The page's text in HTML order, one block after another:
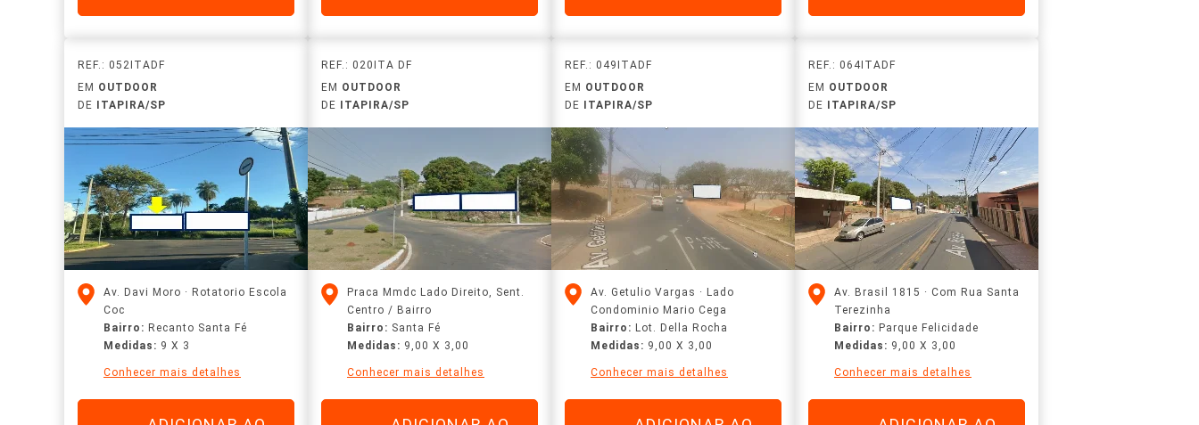
REF.: 052ITADF
EM OUTDOOR
DE ITAPIRA/SP
Av. Davi Moro · Rotatorio Escola
Coc
Bairro: Recanto Santa Fé
Medidas: 9 X 3
Conhecer mais detalhes
REF.: 020ITA DF
EM OUTDOOR
DE ITAPIRA/SP
Praca Mmdc Lado Direito, Sent.
Centro / Bairro
Bairro: Santa Fé
Medidas: 9,00 X 3,00
Conhecer mais detalhes
REF.: 049ITADF
EM OUTDOOR
DE ITAPIRA/SP
Av. Getulio Vargas · Lado
Condominio Mario Cega
Bairro: Lot. Della Rocha
Medidas: 9,00 X 3,00
Conhecer mais detalhes
REF.: 064ITADF
EM OUTDOOR
DE ITAPIRA/SP
Av. Brasil 1815 · Com Rua Santa
Terezinha
Bairro: Parque Felicidade
Medidas: 9,00 X 3,00
Conhecer mais detalhes